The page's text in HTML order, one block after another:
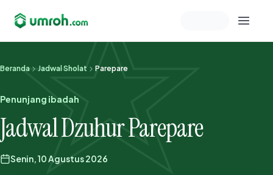
Memeriksa sesi akun
Beranda Jadwal Sholat Parepare
Penunjang ibadah
Jadwal Dzuhur Parepare
Senin, 10 Agustus 2026